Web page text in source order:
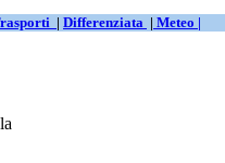
| Differenziata | Meteo |